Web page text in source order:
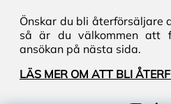
Önskar du bli återförsäljare
så är du välkommen att
ansökan på nästa sida.
LÄS MER OM ATT BLI